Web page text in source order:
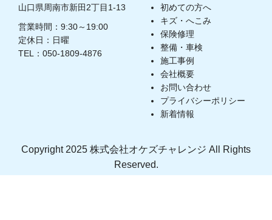
山口県周南市新田2丁目1-13
営業時間：9:30～19:00
定休日：日曜
TEL：050-1809-4876
初めての方へ
キズ・へこみ
保険修理
整備・車検
施工事例
会社概要
お問い合わせ
プライバシーポリシー
新着情報
Copyright 2025 株式会社オケズチャレンジ All Rights
Reserved.